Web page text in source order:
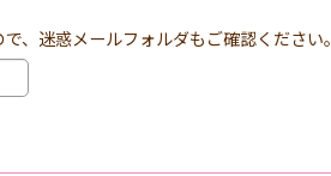
、迷惑メールフォルダもご確認ください。